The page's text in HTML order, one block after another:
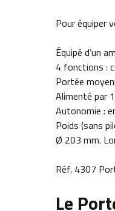
Pour équiper
Équipé d’un
4 fonctions :
Portée
Alimenté par
Autonomie :
Poids (sans
Ø 203 mm.
Réf. 4307
Le